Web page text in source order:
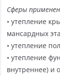
Сферы
• утепление
мансардных
• утепление
• утепление
внутреннее) и